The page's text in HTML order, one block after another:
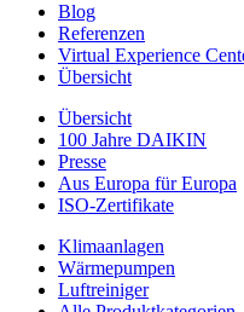
Blog
Referenzen
Virtual Experience
Übersicht
Übersicht
100 Jahre DAIKIN
Presse
Aus Europa für Europa
ISO-Zertifikate
Klimaanlagen
Wärmepumpen
Luftreiniger